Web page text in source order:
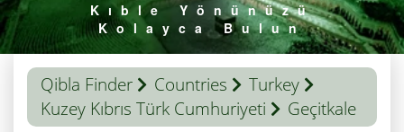
Kıble Yönünüzü
Kolayca Bulun
Qibla Finder Countries
Turkey
Kuzey Kıbrıs Türk Cumhuriyeti
Geçitkale